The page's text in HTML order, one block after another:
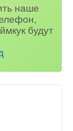
наше
будут